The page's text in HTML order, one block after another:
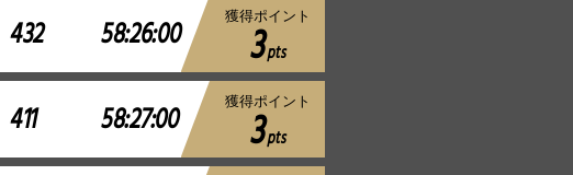
432 58:26:00 獲得ポイント
3pts
411 58:27:00 獲得ポイント
3pts